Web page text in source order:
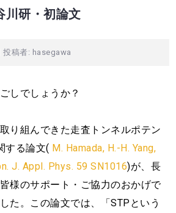
研・初論文
投稿者: hasegawa
しでしょうか？
り組んできた走査トンネルポテン
する論文( M. Hamada, H.-H. Yang,
J. Appl. Phys. 59 SN1016)が、長
様のサポート・ご協力のおかげで
た。この論文では、「STPという